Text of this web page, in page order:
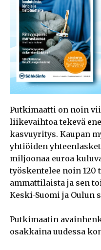
Putkimaatti on noin
liikevaihtoa tekevä
kasvuyritys. Kaupan
yhtiöiden
miljoonaa euroa
työskentelee noin
ammattilaista ja sen
Keski-Suomi ja Oulun
Putkimaatin
osakkaina uudessa